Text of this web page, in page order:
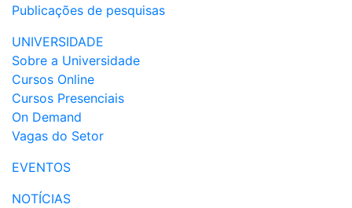
Publicações de pesquisas
UNIVERSIDADE
Sobre a Universidade
Cursos Online
Cursos Presenciais
On Demand
Vagas do Setor
EVENTOS
NOTÍCIAS